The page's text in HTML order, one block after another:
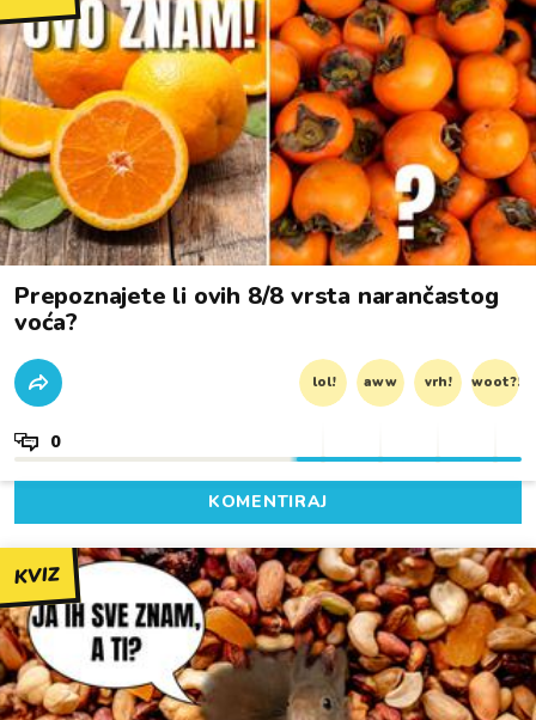
Prepoznajete li ovih 8/8 vrsta narančastog
voća?
lol! aww vrh! woot?!
0
KOMENTIRAJ
KVIZ